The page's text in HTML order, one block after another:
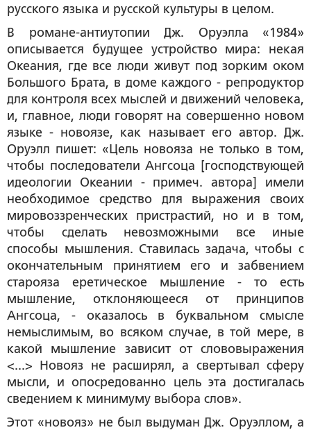
русского языка и русской культуры в целом.
В романе-антиутопии Дж. Оруэлла «1984»
описывается будущее устройство мира: некая
Океания, где все люди живут под зорким оком
Большого Брата, в доме каждого - репродуктор
для контроля всех мыслей и движений человека,
и, главное, люди говорят на совершенно новом
языке - новоязе, как называет его автор. Дж.
Оруэлл пишет: «Цель новояза не только в том,
чтобы последователи Ангсоца [господствующей
идеологии Океании - примеч. автора] имели
необходимое средство для выражения своих
мировоззренческих пристрастий, но и в том,
чтобы сделать невозможными все иные
способы мышления. Ставилась задача, чтобы с
окончательным принятием его и забвением
старояза еретическое мышление - то есть
мышление, отклоняющееся от принципов
Ангсоца, - оказалось в буквальном смысле
немыслимым, во всяком случае, в той мере, в
какой мышление зависит от слововыражения
<...> Новояз не расширял, а свертывал сферу
мысли, и опосредованно цель эта достигалась
сведением к минимуму выбора слов».
Этот «новояз» не был выдуман Дж. Оруэллом, а